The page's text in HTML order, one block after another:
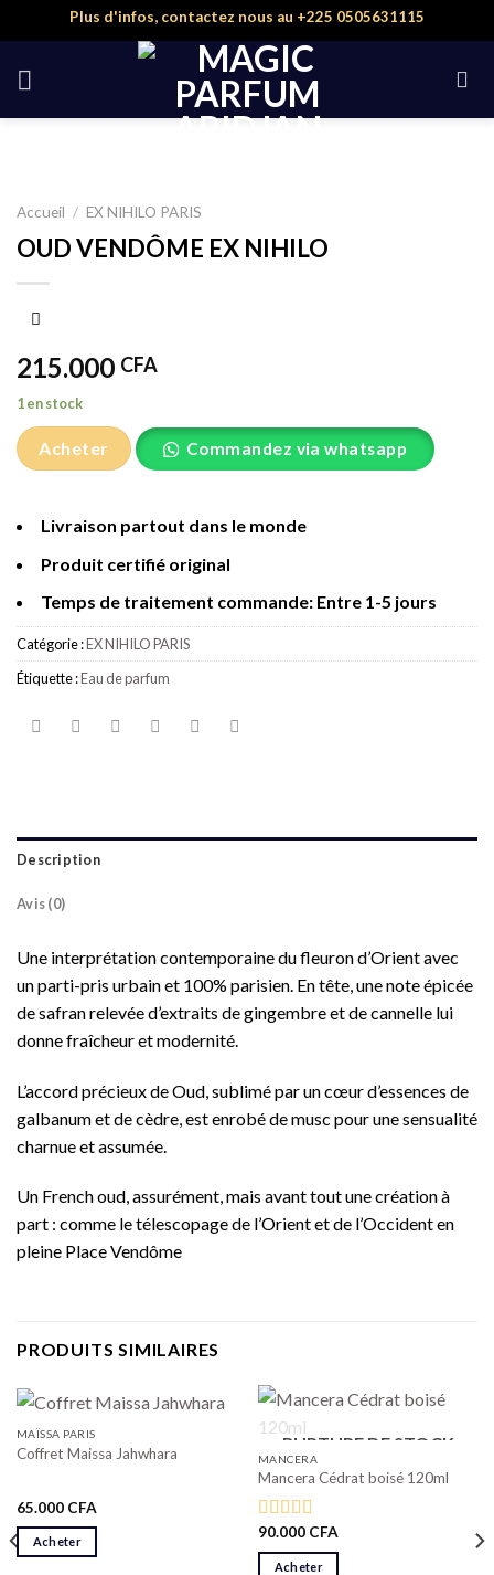
to
content
Plus d'infos, contactez nous au +225 0505631115
Accueil / EX NIHILO PARIS
OUD VENDÔME EX NIHILO
215.000 CFA
1 en stock
Acheter Commandez via whatsapp
Livraison partout dans le monde
Produit certifié original
Temps de traitement commande: Entre 1-5 jours
Catégorie :EX NIHILO PARIS
Étiquette :Eau de parfum
Description
Avis (0)
Une interprétation contemporaine du fleuron d’Orient avec
un parti-pris urbain et 100% parisien. En tête, une note épicée
de safran relevée d’extraits de gingembre et de cannelle lui
donne fraîcheur et modernité.
L’accord précieux de Oud, sublimé par un cœur d’essences de
galbanum et de cèdre, est enrobé de musc pour une sensualité
charnue et assumée.
Un French oud, assurément, mais avant tout une création à
part : comme le télescopage de l’Orient et de l’Occident en
pleine Place Vendôme
PRODUITS SIMILAIRES
MAÏSSA PARIS
Coffret Maissa Jahwhara
65.000 CFA
Acheter
RUPTURE DE STOCK
MANCERA
Mancera Cédrat boisé 120ml
Note5.00
sur 5
90.000 CFA
Acheter